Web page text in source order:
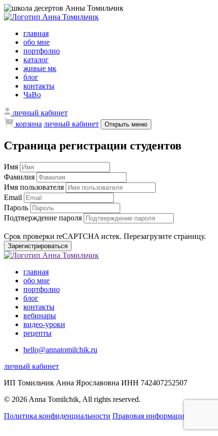
главная
обо мне
портфолио
каталог
живые мк
блог
контакты
ЧаВо
личный кабинет
корзина личный кабинет Открыть меню
Страница регистрации студентов
Имя
Фамилия
Имя пользователя
Email
Пароль
Подтверждение пароля
Срок проверки reCAPTCHA истек. Перезагрузите страницу.
Зарегистрироваться
главная
обо мне
портфолио
блог
контакты
вебинары
видео-уроки
рецепты
hello@annatomilchik.ru
личный кабинет
ИП Томильчик Анна Ярославовна ИНН 742407252507
© 2026 Anna Tomilchik, All rights reserved.
Политика конфиденциальности Правовая информация